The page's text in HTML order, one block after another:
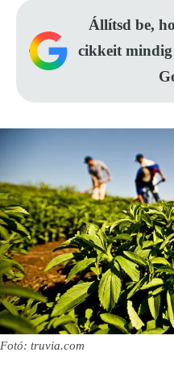
Állítsd be,
cikkeit mindig
Fotó: truvia.com